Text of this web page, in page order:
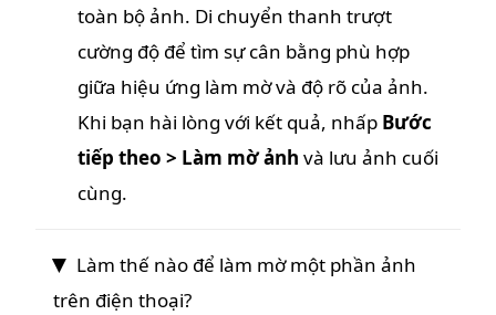
toàn bộ ảnh. Di chuyển thanh trượt
cường độ để tìm sự cân bằng phù hợp
giữa hiệu ứng làm mờ và độ rõ của ảnh.
Khi bạn hài lòng với kết quả, nhấp Bước
tiếp theo > Làm mờ ảnh và lưu ảnh cuối
cùng.
Làm thế nào để làm mờ một phần ảnh
trên điện thoại?